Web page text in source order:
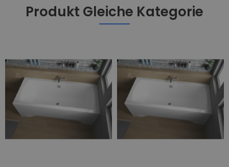
Produkt Gleiche Kategorie